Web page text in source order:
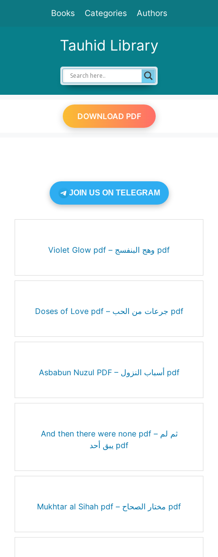
Books Categories Authors
Tauhid Library
DOWNLOAD PDF
JOIN US ON TELEGRAM
Violet Glow pdf – وهج البنفسج pdf
Doses of Love pdf – جرعات من الحب pdf
Asbabun Nuzul PDF – أسباب النزول pdf
And then there were none pdf – ثم لم
يبق أحد pdf
Mukhtar al Sihah pdf – مختار الصحاح pdf